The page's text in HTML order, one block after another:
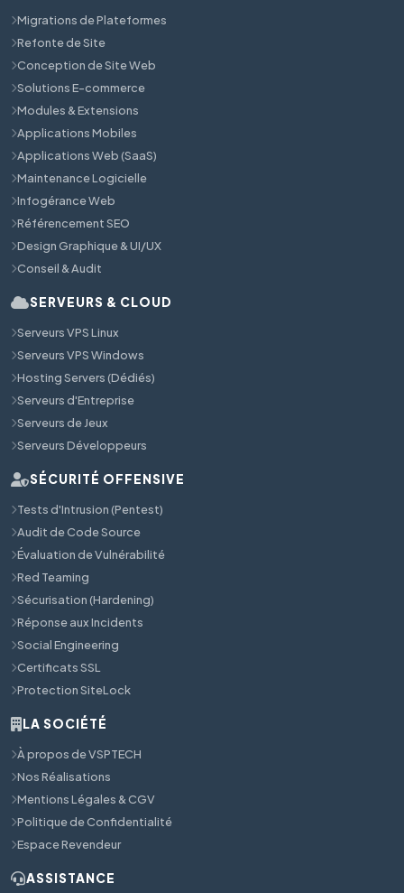
Migrations de Plateformes
Refonte de Site
Conception de Site Web
Solutions E-commerce
Modules & Extensions
Applications Mobiles
Applications Web (SaaS)
Maintenance Logicielle
Infogérance Web
Référencement SEO
Design Graphique & UI/UX
Conseil & Audit
SERVEURS & CLOUD
Serveurs VPS Linux
Serveurs VPS Windows
Hosting Servers (Dédiés)
Serveurs d'Entreprise
Serveurs de Jeux
Serveurs Développeurs
SÉCURITÉ OFFENSIVE
Tests d'Intrusion (Pentest)
Audit de Code Source
Évaluation de Vulnérabilité
Red Teaming
Sécurisation (Hardening)
Réponse aux Incidents
Social Engineering
Certificats SSL
Protection SiteLock
LA SOCIÉTÉ
À propos de VSPTECH
Nos Réalisations
Mentions Légales & CGV
Politique de Confidentialité
Espace Revendeur
ASSISTANCE